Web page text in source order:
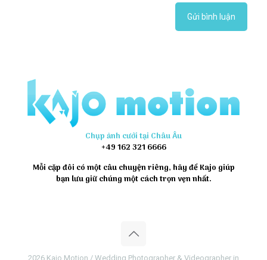
Chụp ảnh cưới tại Châu Âu
+49 162 321 6666
Mỗi cặp đôi có một câu chuyện riêng, hãy để Kajo giúp
bạn lưu giữ chúng một cách trọn vẹn nhất.
2026 Kajo Motion / Wedding Photographer & Videographer in